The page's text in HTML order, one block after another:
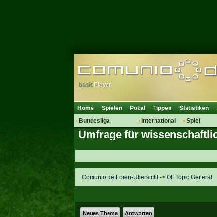
basic Player
Home Spielen Pokal Tippen Statistiken
Bundesliga
Hot News
Vereinsdiskussion
Vereinsfragen
International
Vereine
Spiel
Regeln &
Umfrage für
Comunio.de Foren-Übersicht-> Off Topic General
Neues Thema Antworten